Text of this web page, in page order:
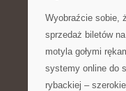
Wyobraźcie sobie,
sprzedaż biletów
motyla gołymi
systemy online do
rybackiej –